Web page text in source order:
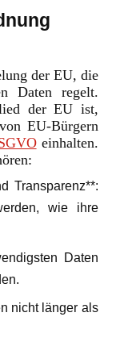
der EU, die
Daten regelt.
der EU ist,
EU-Bürgern
einhalten.
Transparenz**:
wie ihre
Daten
nicht länger als